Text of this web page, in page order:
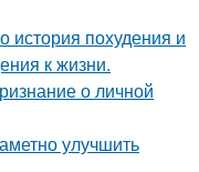
история похудения и
к жизни.
о личной
улучшить